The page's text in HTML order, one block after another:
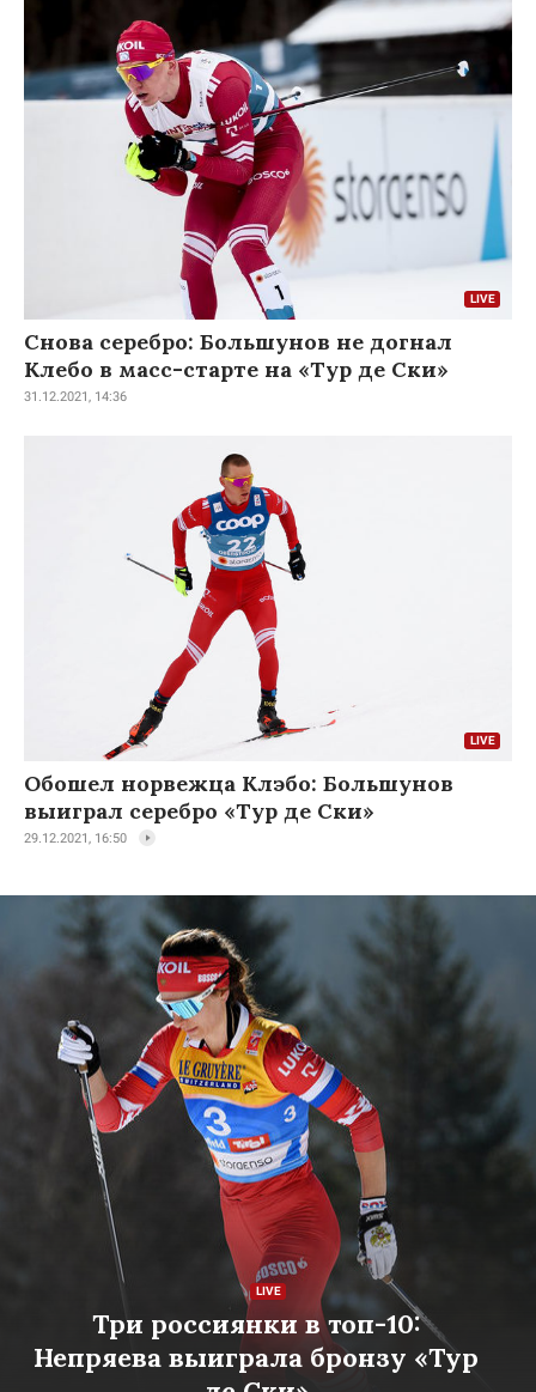
Снова серебро: Большунов не догнал
Клебо в масс-старте на «Тур де Ски»
31.12.2021, 14:36
Обошел норвежца Клэбо: Большунов
выиграл серебро «Тур де Ски»
29.12.2021, 16:50
Три россиянки в топ-10:
Непряева выиграла бронзу «Тур